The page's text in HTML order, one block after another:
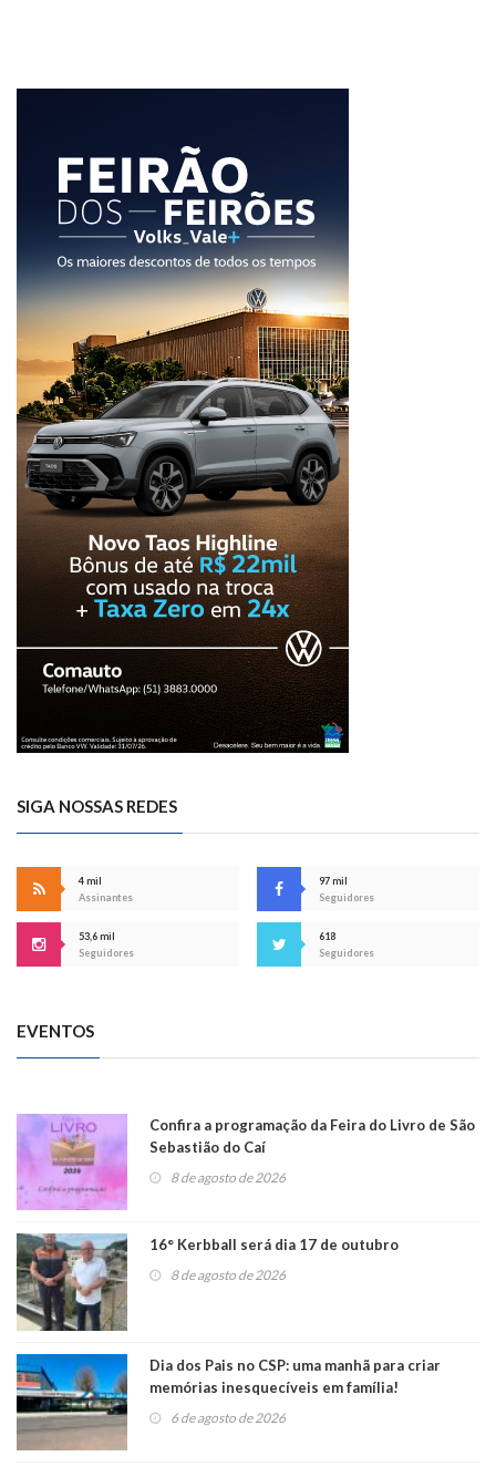
SIGA NOSSAS REDES
4 mil
Assinantes
97 mil
Seguidores
53,6 mil
Seguidores
618
Seguidores
EVENTOS
Confira a programação da Feira do Livro de São
Sebastião do Caí
8 de agosto de 2026
16° Kerbball será dia 17 de outubro
8 de agosto de 2026
Dia dos Pais no CSP: uma manhã para criar
memórias inesquecíveis em família!
6 de agosto de 2026